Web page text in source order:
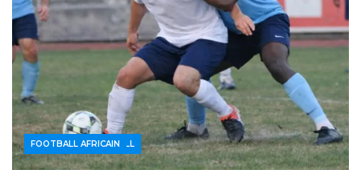
ACTUALITÉS FOOTBALL
FOOTBALL AFRICAIN